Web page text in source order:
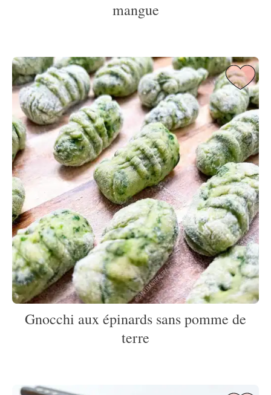
mangue
Gnocchi aux épinards sans pomme de
terre